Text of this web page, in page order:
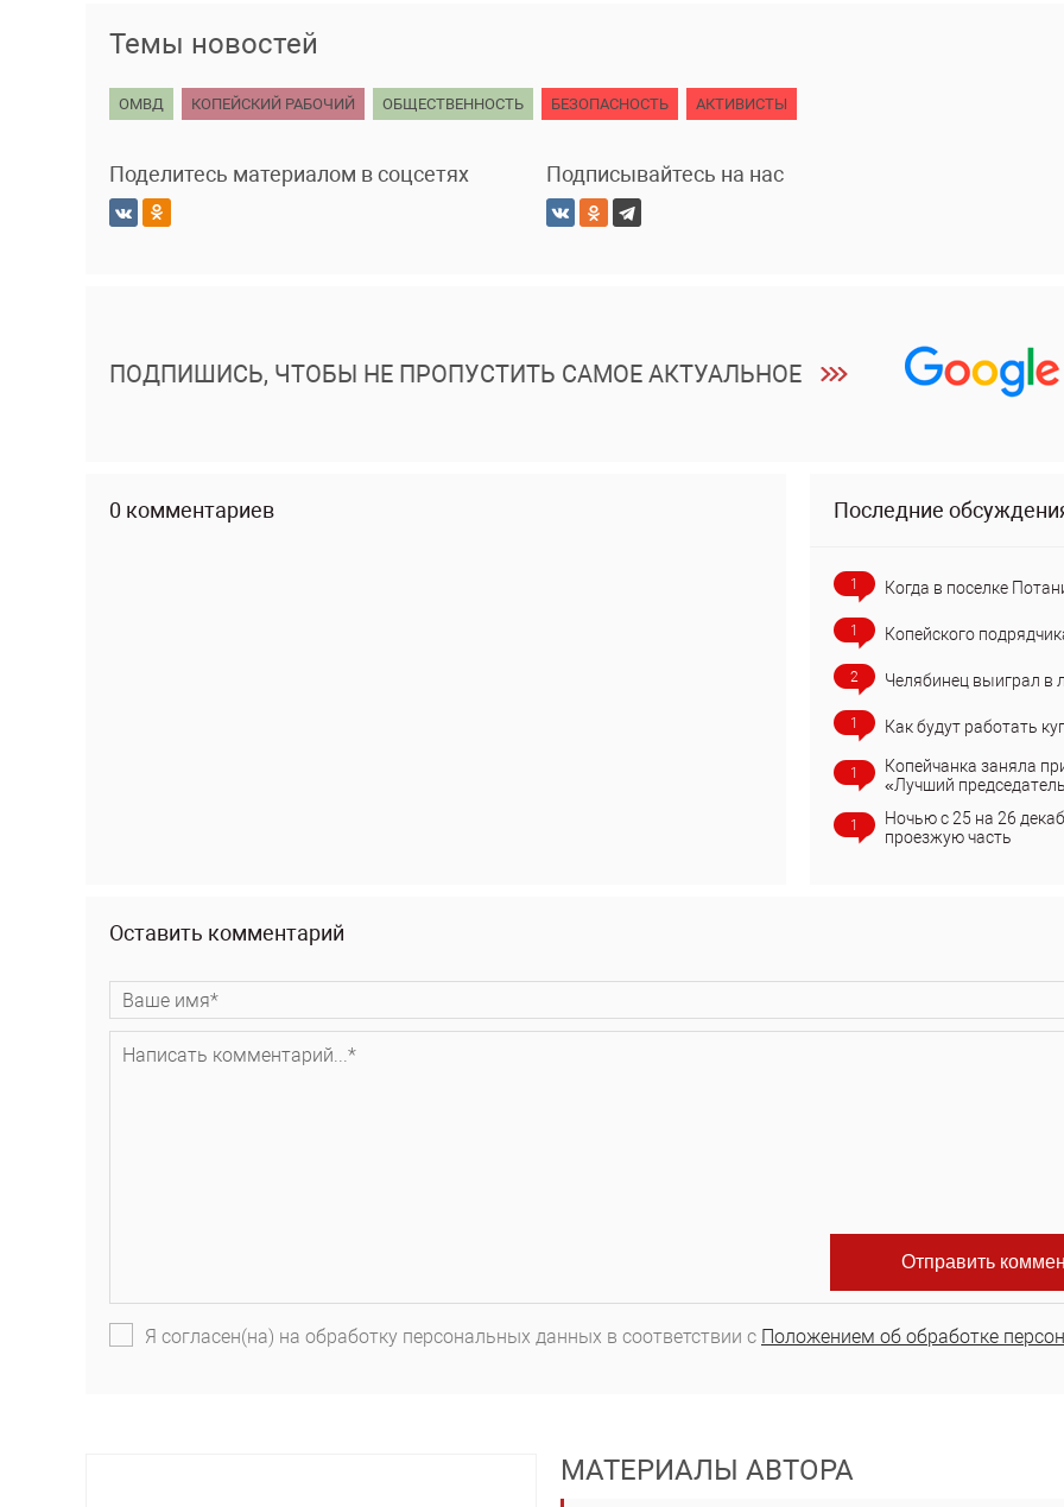
Темы новостей
ОМВД КОПЕЙСКИЙ РАБОЧИЙ ОБЩЕСТВЕННОСТЬ БЕЗОПАСНОСТЬ АКТИВИСТЫ
Поделитесь материалом в соцсетях Подписывайтесь на нас
ПОДПИШИСЬ, ЧТОБЫ НЕ ПРОПУСТИТЬ САМОЕ АКТУАЛЬНОЕ
0 комментариев Последние
1 Когда в поселке
1 Копейского
2 Челябинец выиграл в
1 Как будут работать
1
Копейчанка заняла
«Лучший
1
Ночью с 25 на 26
проезжую часть
Оставить комментарий
Я согласен(на) на обработку персональных данных в соответствии с Положением об обработке
МАТЕРИАЛЫ АВТОРА